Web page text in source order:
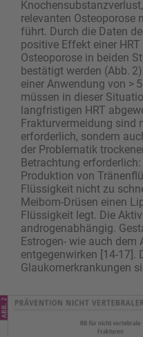
relevanten Osteoporose
führt. Durch die Daten
positive Effekt einer
Osteoporose in beiden
bestätigt werden (Abb.
einer Anwendung von >
müssen in dieser
langfristigen HRT
Frakturvermeidung sind
erforderlich, sondern
der Problematik
Betrachtung
Produktion von
Flüssigkeit nicht zu
Meibom-Drüsen einen
Flüssigkeit legt. Die
androgenabhängig.
Estrogen- wie auch dem
entgegenwirken [14-17].
Glaukomerkrankungen